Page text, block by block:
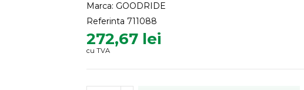
Marca: GOODRIDE
Referinta 711088
272,67 lei
cu TVA